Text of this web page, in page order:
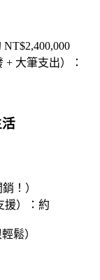
大筆支出）：
！）
援）：約
輕鬆）